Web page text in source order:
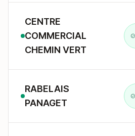
CENTRE
COMMERCIAL
CHEMIN VERT
RABELAIS
PANAGET